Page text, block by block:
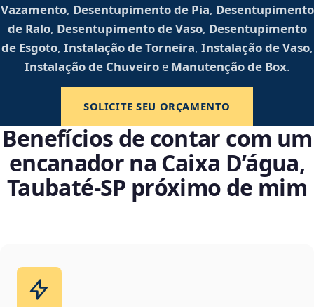
Vazamento, Desentupimento de Pia, Desentupimento
de Ralo, Desentupimento de Vaso, Desentupimento
de Esgoto, Instalação de Torneira, Instalação de Vaso,
Instalação de Chuveiroe Manutenção de Box.
SOLICITE SEU ORÇAMENTO
Benefícios de contar com um
encanador na Caixa D’água,
Taubaté‑SP próximo de mim